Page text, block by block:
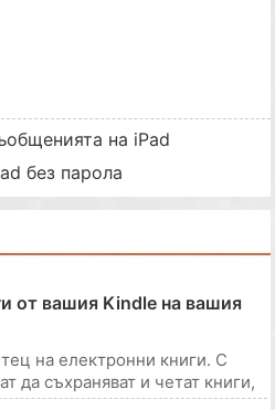
на iPad
без парола
от вашия Kindle на вашия
на електронни книги. С
да съхраняват и четат книги,
писмени медии в движение.